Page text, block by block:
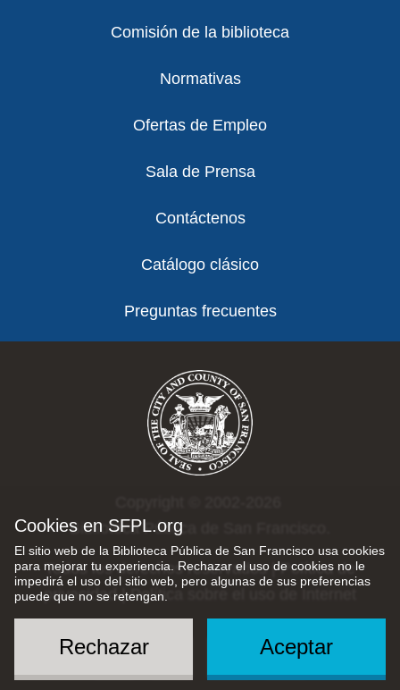
Cookies en SFPL.org
El sitio web de la Biblioteca Pública de San Francisco usa cookies
para mejorar tu experiencia. Rechazar el uso de cookies no le
impedirá el uso del sitio web, pero algunas de sus preferencias
puede que no se retengan.
Aceptar
Rechazar
Comisión de la biblioteca
Normativas
Ofertas de Empleo
Sala de Prensa
Contáctenos
Catálogo clásico
Preguntas frecuentes
Biblioteca Pública de San Francisco.
Todos los derechos reservados |Política de
privacidad|Política sobre el uso de Internet
Social
Menu